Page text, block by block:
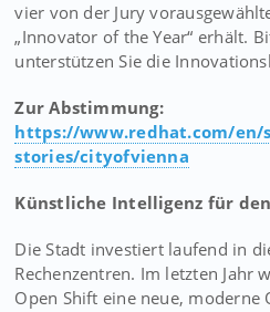
vier von der Jury
„Innovator of the Year“ erhält.
unterstützen Sie die
Zur Abstimmung:
https://www.redhat.com/en/
stories/cityofvienna
Künstliche Intelligenz für
Die Stadt investiert laufend in
Rechenzentren. Im letzten Jahr
Open Shift eine neue, moderne